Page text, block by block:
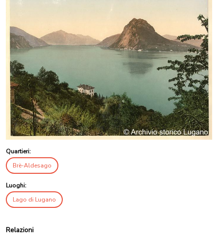
Quartieri:
Brè-Aldesago
Luoghi:
Lago di Lugano
Relazioni